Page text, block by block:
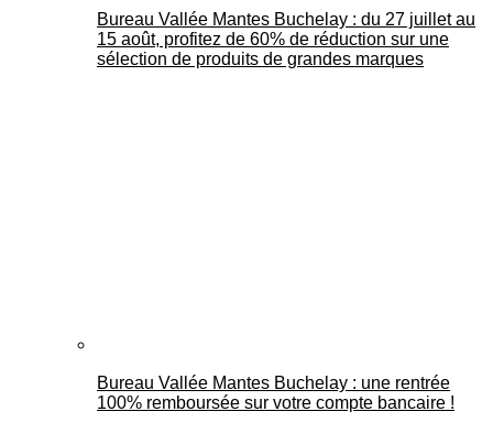
Bureau Vallée Mantes Buchelay : du 27 juillet au
15 août, profitez de 60% de réduction sur une
sélection de produits de grandes marques
Bureau Vallée Mantes Buchelay : une rentrée
100% remboursée sur votre compte bancaire !